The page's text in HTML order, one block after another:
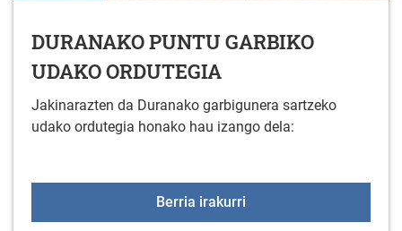
DURANAKO PUNTU GARBIKO
UDAKO ORDUTEGIA
Jakinarazten da Duranako garbigunera sartzeko
udako ordutegia honako hau izango dela:
Berria irakurri